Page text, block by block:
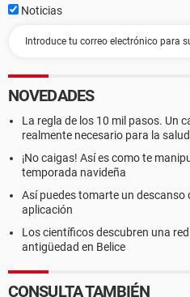
Noticias
NOVEDADES
La regla de los 10 mil pasos. Un
realmente necesario para la salud
¡No caigas! Así es como te
temporada navideña
Así puedes tomarte un descanso
aplicación
Los científicos descubren una
antigüedad en Belice
CONSULTA TAMBIÉN